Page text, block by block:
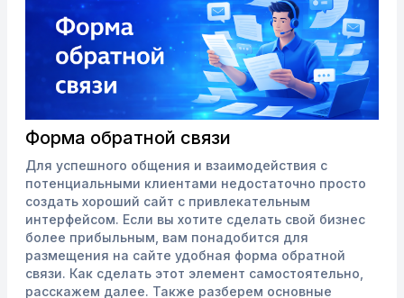
Форма обратной связи
Для успешного общения и взаимодействия с
потенциальными клиентами недостаточно просто
создать хороший сайт с привлекательным
интерфейсом. Если вы хотите сделать свой бизнес
более прибыльным, вам понадобится для
размещения на сайте удобная форма обратной
связи. Как сделать этот элемент самостоятельно,
расскажем далее. Также разберем основные